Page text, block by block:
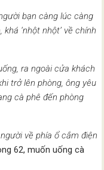
bạn càng lúc càng
‘nhột nhột’ về chính
ra ngoài cửa khách
trở lên phòng, ông yêu
cà phê đến phòng
về phía ổ cắm điện
62, muốn uống cà